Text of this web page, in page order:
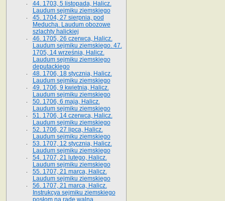
44. 1703, 5 listopada, Halicz.
Laudum sejmiku ziemskiego
45. 1704, 27 sierpnia, pod
Meduchą. Laudum obozowe
szlachty halickiej
46. 1705, 26 czerwca, Halicz.
Laudum sejmiku ziemskiego. 47.
1705, 14 września, Halicz.
Laudum sejmiku ziemskiego
deputackiego
48. 1706, 18 stycznia, Halicz.
Laudum sejmiku ziemskiego
49. 1706, 9 kwietnia, Halicz.
Laudum sejmiku ziemskiego
50. 1706, 6 maja, Halicz.
Laudum sejmiku ziemskiego
51. 1706, 14 czerwca, Halicz.
Laudum sejmiku ziemskiego
52. 1706, 27 lipca, Halicz.
Laudum sejmiku ziemskiego
53. 1707, 12 stycznia, Halicz.
Laudum sejmiku ziemskiego
54. 1707, 21 lutego, Halicz.
Laudum sejmiku ziemskiego
55. 1707, 21 marca, Halicz.
Laudum sejmiku ziemskiego
56. 1707, 21 marca, Halicz.
Instrukcya sejmiku ziemskiego
posłom na radę walną